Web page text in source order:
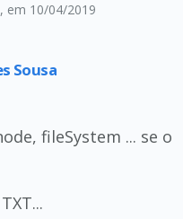
, em 10/04/2019
Sousa
fileSystem ... se o